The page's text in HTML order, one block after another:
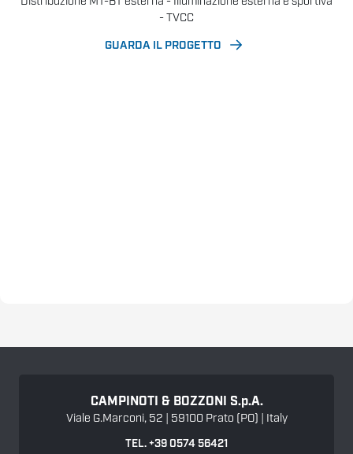
- TVCC
GUARDA IL PROGETTO
CAMPINOTI & BOZZONI S.p.A.
Viale G.Marconi, 52 | 59100 Prato (PO) | Italy
TEL. +39 0574 56421